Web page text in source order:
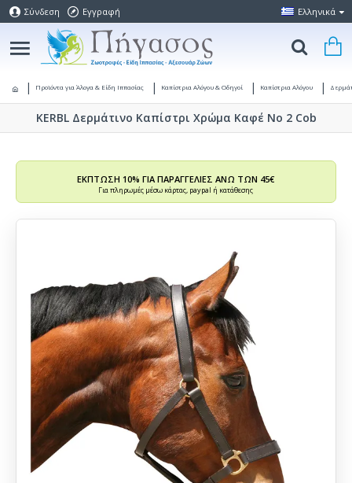
Σύνδεση Εγγραφή Ελληνικά
Προϊόντα για Άλογα & Είδη Ιππασίας Καπίστρια Αλόγου & Οδηγοί Καπίστρια Αλόγου
KERBL Δερμάτινο Καπίστρι Χρώμα Καφέ Νο 2 Cob
ΕΚΠΤΩΣΗ 10% ΓΙΑ ΠΑΡΑΓΓΕΛΙΕΣ ΑΝΩ ΤΩΝ 45€
Για πληρωμές μέσω κάρτας, paypal ή κατάθεσης